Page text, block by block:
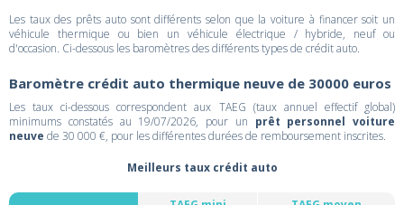
Les taux des prêts auto sont différents selon que la voiture à financer soit un
véhicule thermique ou bien un véhicule électrique / hybride, neuf ou
d'occasion. Ci-dessous les baromètres des différents types de crédit auto.
Baromètre crédit auto thermique neuve de 30000 euros
Les taux ci-dessous correspondent aux TAEG (taux annuel effectif global)
minimums constatés au 19/07/2026, pour un prêt personnel voiture
neuve de 30 000 €, pour les différentes durées de remboursement inscrites.
Meilleurs taux crédit auto